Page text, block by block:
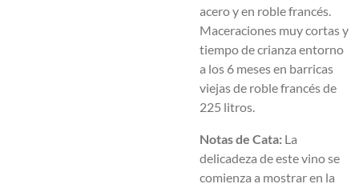
acero y en roble francés.
Maceraciones muy cortas y
tiempo de crianza entorno
a los 6 meses en barricas
viejas de roble francés de
225 litros.
Notas de Cata: La
delicadeza de este vino se
comienza a mostrar en la